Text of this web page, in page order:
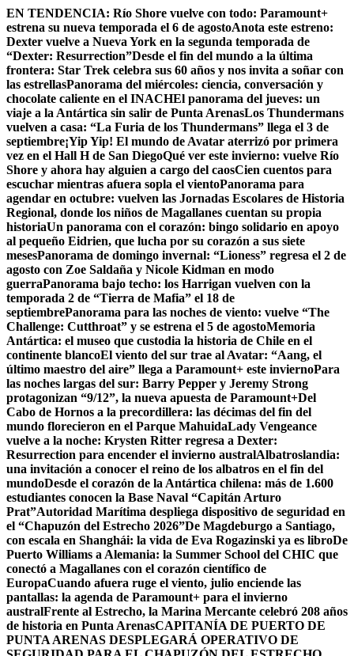
Skip
to
content
EN TENDENCIA: Río Shore vuelve con todo: Paramount+
estrena su nueva temporada el 6 de agostoAnota este estreno:
Dexter vuelve a Nueva York en la segunda temporada de
“Dexter: Resurrection”Desde el fin del mundo a la última
frontera: Star Trek celebra sus 60 años y nos invita a soñar con
las estrellasPanorama del miércoles: ciencia, conversación y
chocolate caliente en el INACHEl panorama del jueves: un
viaje a la Antártica sin salir de Punta ArenasLos Thundermans
vuelven a casa: “La Furia de los Thundermans” llega el 3 de
septiembre¡Yip Yip! El mundo de Avatar aterrizó por primera
vez en el Hall H de San DiegoQué ver este invierno: vuelve Río
Shore y ahora hay alguien a cargo del caosCien cuentos para
escuchar mientras afuera sopla el vientoPanorama para
agendar en octubre: vuelven las Jornadas Escolares de Historia
Regional, donde los niños de Magallanes cuentan su propia
historiaUn panorama con el corazón: bingo solidario en apoyo
al pequeño Eidrien, que lucha por su corazón a sus siete
mesesPanorama de domingo invernal: “Lioness” regresa el 2 de
agosto con Zoe Saldaña y Nicole Kidman en modo
guerraPanorama bajo techo: los Harrigan vuelven con la
temporada 2 de “Tierra de Mafia” el 18 de
septiembrePanorama para las noches de viento: vuelve “The
Challenge: Cutthroat” y se estrena el 5 de agostoMemoria
Antártica: el museo que custodia la historia de Chile en el
continente blancoEl viento del sur trae al Avatar: “Aang, el
último maestro del aire” llega a Paramount+ este inviernoPara
las noches largas del sur: Barry Pepper y Jeremy Strong
protagonizan “9/12”, la nueva apuesta de Paramount+Del
Cabo de Hornos a la precordillera: las décimas del fin del
mundo florecieron en el Parque MahuidaLady Vengeance
vuelve a la noche: Krysten Ritter regresa a Dexter:
Resurrection para encender el invierno australAlbatroslandia:
una invitación a conocer el reino de los albatros en el fin del
mundoDesde el corazón de la Antártica chilena: más de 1.600
estudiantes conocen la Base Naval “Capitán Arturo
Prat”Autoridad Marítima despliega dispositivo de seguridad en
el “Chapuzón del Estrecho 2026”De Magdeburgo a Santiago,
con escala en Shanghái: la vida de Eva Rogazinski ya es libroDe
Puerto Williams a Alemania: la Summer School del CHIC que
conectó a Magallanes con el corazón científico de
EuropaCuando afuera ruge el viento, julio enciende las
pantallas: la agenda de Paramount+ para el invierno
australFrente al Estrecho, la Marina Mercante celebró 208 años
de historia en Punta ArenasCAPITANÍA DE PUERTO DE
PUNTA ARENAS DESPLEGARÁ OPERATIVO DE